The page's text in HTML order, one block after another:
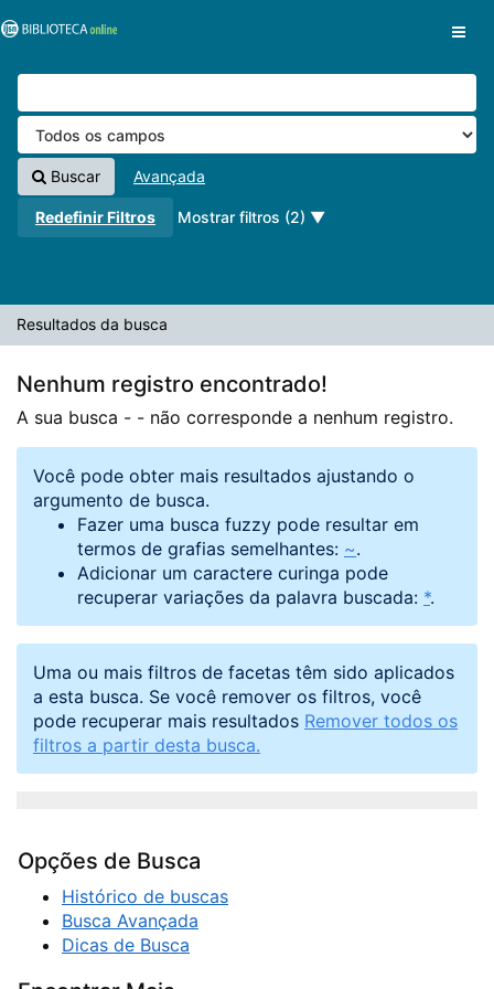
VuFind
Buscar Avançada
Redefinir Filtros Mostrar filtros (2)
Resultados da busca
Nenhum registro encontrado!
A sua busca - - não corresponde a nenhum registro.
Você pode obter mais resultados ajustando o
argumento de busca.
Fazer uma busca fuzzy pode resultar em
termos de grafias semelhantes: ~.
Adicionar um caractere curinga pode
recuperar variações da palavra buscada: *.
Uma ou mais filtros de facetas têm sido aplicados
a esta busca. Se você remover os filtros, você
pode recuperar mais resultados Remover todos os
filtros a partir desta busca.
Opções de Busca
Histórico de buscas
Busca Avançada
Dicas de Busca